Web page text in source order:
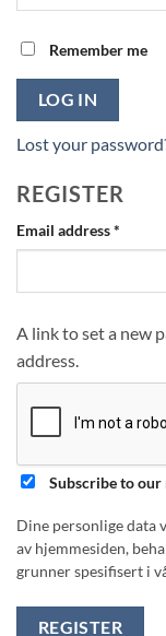
Remember me
LOG IN
Lost your
REGISTER
Email address*
A link to set a new
address.
Subscribe to
Dine personlige data
av hjemmesiden,
grunner spesifisert i
REGISTER